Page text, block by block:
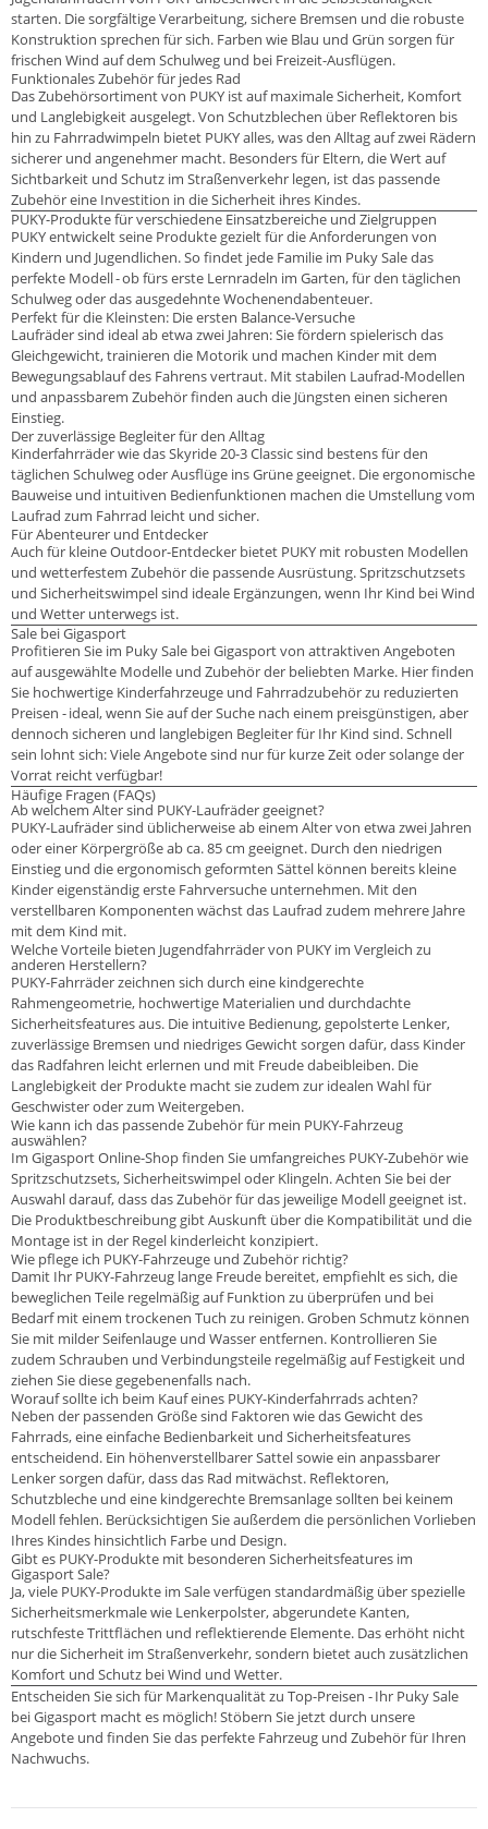
starten. Die sorgfältige Verarbeitung, sichere Bremsen und die robuste
Konstruktion sprechen für sich. Farben wie Blau und Grün sorgen für
frischen Wind auf dem Schulweg und bei Freizeit-Ausflügen.
Funktionales Zubehör für jedes Rad
Das Zubehörsortiment von PUKY ist auf maximale Sicherheit, Komfort
und Langlebigkeit ausgelegt. Von Schutzblechen über Reflektoren bis
hin zu Fahrradwimpeln bietet PUKY alles, was den Alltag auf zwei Rädern
sicherer und angenehmer macht. Besonders für Eltern, die Wert auf
Sichtbarkeit und Schutz im Straßenverkehr legen, ist das passende
Zubehör eine Investition in die Sicherheit ihres Kindes.
PUKY-Produkte für verschiedene Einsatzbereiche und Zielgruppen
PUKY entwickelt seine Produkte gezielt für die Anforderungen von
Kindern und Jugendlichen. So findet jede Familie im Puky Sale das
perfekte Modell - ob fürs erste Lernradeln im Garten, für den täglichen
Schulweg oder das ausgedehnte Wochenendabenteuer.
Perfekt für die Kleinsten: Die ersten Balance-Versuche
Laufräder sind ideal ab etwa zwei Jahren: Sie fördern spielerisch das
Gleichgewicht, trainieren die Motorik und machen Kinder mit dem
Bewegungsablauf des Fahrens vertraut. Mit stabilen Laufrad-Modellen
und anpassbarem Zubehör finden auch die Jüngsten einen sicheren
Einstieg.
Der zuverlässige Begleiter für den Alltag
Kinderfahrräder wie das Skyride 20-3 Classic sind bestens für den
täglichen Schulweg oder Ausflüge ins Grüne geeignet. Die ergonomische
Bauweise und intuitiven Bedienfunktionen machen die Umstellung vom
Laufrad zum Fahrrad leicht und sicher.
Für Abenteurer und Entdecker
Auch für kleine Outdoor-Entdecker bietet PUKY mit robusten Modellen
und wetterfestem Zubehör die passende Ausrüstung. Spritzschutzsets
und Sicherheitswimpel sind ideale Ergänzungen, wenn Ihr Kind bei Wind
und Wetter unterwegs ist.
Sale bei Gigasport
Profitieren Sie im Puky Sale bei Gigasport von attraktiven Angeboten
auf ausgewählte Modelle und Zubehör der beliebten Marke. Hier finden
Sie hochwertige Kinderfahrzeuge und Fahrradzubehör zu reduzierten
Preisen - ideal, wenn Sie auf der Suche nach einem preisgünstigen, aber
dennoch sicheren und langlebigen Begleiter für Ihr Kind sind. Schnell
sein lohnt sich: Viele Angebote sind nur für kurze Zeit oder solange der
Vorrat reicht verfügbar!
Häufige Fragen (FAQs)
Ab welchem Alter sind PUKY-Laufräder geeignet?
PUKY-Laufräder sind üblicherweise ab einem Alter von etwa zwei Jahren
oder einer Körpergröße ab ca. 85 cm geeignet. Durch den niedrigen
Einstieg und die ergonomisch geformten Sättel können bereits kleine
Kinder eigenständig erste Fahrversuche unternehmen. Mit den
verstellbaren Komponenten wächst das Laufrad zudem mehrere Jahre
mit dem Kind mit.
Welche Vorteile bieten Jugendfahrräder von PUKY im Vergleich zu
anderen Herstellern?
PUKY-Fahrräder zeichnen sich durch eine kindgerechte
Rahmengeometrie, hochwertige Materialien und durchdachte
Sicherheitsfeatures aus. Die intuitive Bedienung, gepolsterte Lenker,
zuverlässige Bremsen und niedriges Gewicht sorgen dafür, dass Kinder
das Radfahren leicht erlernen und mit Freude dabeibleiben. Die
Langlebigkeit der Produkte macht sie zudem zur idealen Wahl für
Geschwister oder zum Weitergeben.
Wie kann ich das passende Zubehör für mein PUKY-Fahrzeug
auswählen?
Im Gigasport Online-Shop finden Sie umfangreiches PUKY-Zubehör wie
Spritzschutzsets, Sicherheitswimpel oder Klingeln. Achten Sie bei der
Auswahl darauf, dass das Zubehör für das jeweilige Modell geeignet ist.
Die Produktbeschreibung gibt Auskunft über die Kompatibilität und die
Montage ist in der Regel kinderleicht konzipiert.
Wie pflege ich PUKY-Fahrzeuge und Zubehör richtig?
Damit Ihr PUKY-Fahrzeug lange Freude bereitet, empfiehlt es sich, die
beweglichen Teile regelmäßig auf Funktion zu überprüfen und bei
Bedarf mit einem trockenen Tuch zu reinigen. Groben Schmutz können
Sie mit milder Seifenlauge und Wasser entfernen. Kontrollieren Sie
zudem Schrauben und Verbindungsteile regelmäßig auf Festigkeit und
ziehen Sie diese gegebenenfalls nach.
Worauf sollte ich beim Kauf eines PUKY-Kinderfahrrads achten?
Neben der passenden Größe sind Faktoren wie das Gewicht des
Fahrrads, eine einfache Bedienbarkeit und Sicherheitsfeatures
entscheidend. Ein höhenverstellbarer Sattel sowie ein anpassbarer
Lenker sorgen dafür, dass das Rad mitwächst. Reflektoren,
Schutzbleche und eine kindgerechte Bremsanlage sollten bei keinem
Modell fehlen. Berücksichtigen Sie außerdem die persönlichen Vorlieben
Ihres Kindes hinsichtlich Farbe und Design.
Gibt es PUKY-Produkte mit besonderen Sicherheitsfeatures im
Gigasport Sale?
Ja, viele PUKY-Produkte im Sale verfügen standardmäßig über spezielle
Sicherheitsmerkmale wie Lenkerpolster, abgerundete Kanten,
rutschfeste Trittflächen und reflektierende Elemente. Das erhöht nicht
nur die Sicherheit im Straßenverkehr, sondern bietet auch zusätzlichen
Komfort und Schutz bei Wind und Wetter.
Entscheiden Sie sich für Markenqualität zu Top-Preisen - Ihr Puky Sale
bei Gigasport macht es möglich! Stöbern Sie jetzt durch unsere
Angebote und finden Sie das perfekte Fahrzeug und Zubehör für Ihren
Nachwuchs.